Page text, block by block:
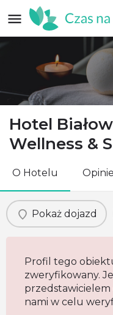
Hotel
Wellness &
O Hotelu Opinie
Pokaż dojazd
Profil tego
zweryfikowany.
nami w celu